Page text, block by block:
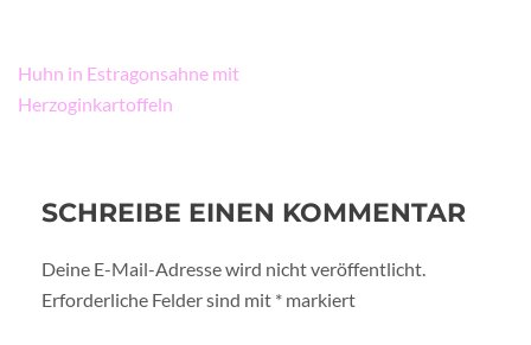
Beitragsnavigation
Huhn in Estragonsahne mit
Herzoginkartoffeln
SCHREIBE EINEN KOMMENTAR
Deine E-Mail-Adresse wird nicht veröffentlicht.
Erforderliche Felder sind mit * markiert